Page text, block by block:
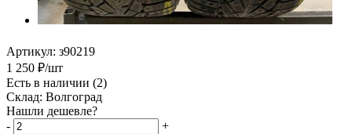
Артикул: з90219
1 250 ₽/шт
Есть в наличии (2)
Склад: Волгоград
Нашли дешевле?
-
+